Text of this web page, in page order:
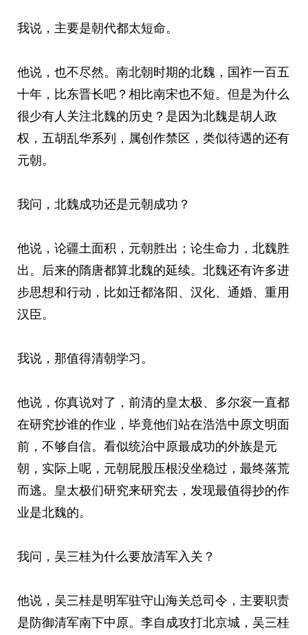
我说，主要是朝代都太短命。
他说，也不尽然。南北朝时期的北魏，国祚一百五
十年，比东晋长吧？相比南宋也不短。但是为什么
很少有人关注北魏的历史？是因为北魏是胡人政
权，五胡乱华系列，属创作禁区，类似待遇的还有
元朝。
我问，北魏成功还是元朝成功？
他说，论疆土面积，元朝胜出；论生命力，北魏胜
出。后来的隋唐都算北魏的延续。北魏还有许多进
步思想和行动，比如迁都洛阳、汉化、通婚、重用
汉臣。
我说，那值得清朝学习。
他说，你真说对了，前清的皇太极、多尔衮一直都
在研究抄谁的作业，毕竟他们站在浩浩中原文明面
前，不够自信。看似统治中原最成功的外族是元
朝，实际上呢，元朝屁股压根没坐稳过，最终落荒
而逃。皇太极们研究来研究去，发现最值得抄的作
业是北魏的。
我问，吴三桂为什么要放清军入关？
他说，吴三桂是明军驻守山海关总司令，主要职责
是防御清军南下中原。李自成攻打北京城，吴三桂